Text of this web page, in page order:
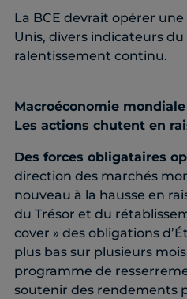
La BCE devrait opérer
Unis, divers indicateurs
ralentissement continu.
Macroéconomie mondiale
Les actions chutent en
Des forces obligataires
direction des marchés
nouveau à la hausse en
du Trésor et du
cover » des obligations
plus bas sur plusieurs
programme de
soutenir des rendements